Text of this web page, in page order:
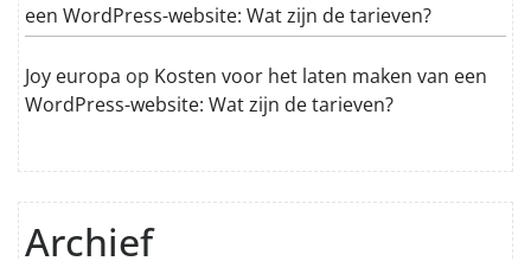
een WordPress-website: Wat zijn de tarieven?
Joy europa op Kosten voor het laten maken van een
WordPress-website: Wat zijn de tarieven?
Archief